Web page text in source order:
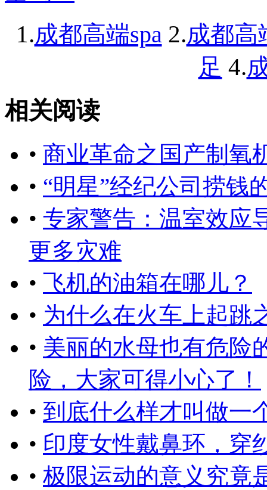
1.成都高端spa 2.成都高
足 4.
相关阅读
• 商业革命之国产制氧
• “明星”经纪公司捞钱
• 专家警告：温室效应
更多灾难
• 飞机的油箱在哪儿？
• 为什么在火车上起跳
• 美丽的水母也有危险
险，大家可得小心了！
• 到底什么样才叫做一
• 印度女性戴鼻环，穿
• 极限运动的意义究竟